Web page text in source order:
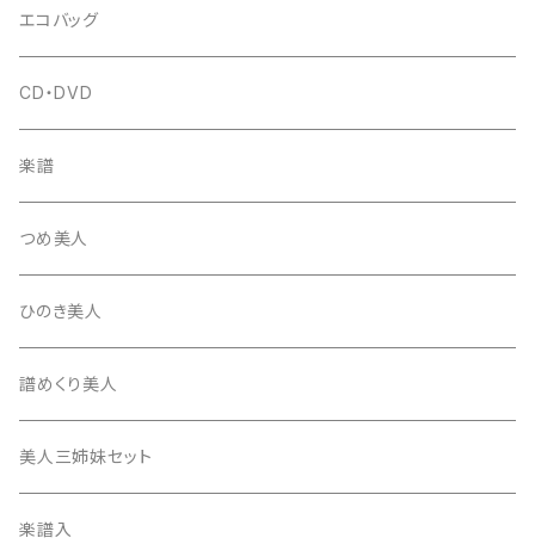
箏柱
柱入
平柱入
三角柱入
琴台
13絃用琴台（低）
13絃用琴台（高）
桐柱箱
消音フェルト
はつね糸
地唄駒
長唄駒
糸駒入
爪駒入
撥入
一丁撥入
三角撥入（ファスナー式）
撥
長唄・民謡撥
地唄撥
撥さや
撥滑り止めゴム
ひざゴム・胴ゴム・おひざもと
天神袋
立奏用譜面台
調子笛・音叉
チューナー・メトロノーム
エコバッグ
CD・DVD
楽譜
つめ美人
ひのき美人
譜めくり美人
美人三姉妹セット
楽譜入